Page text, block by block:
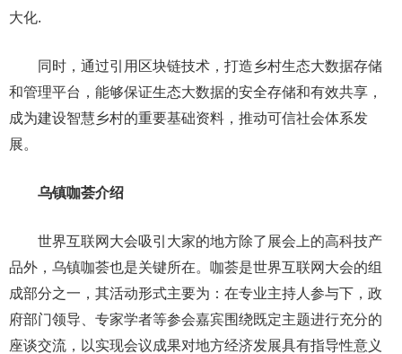
大化.
同时，通过引用区块链技术，打造乡村生态大数据存储
和管理平台，能够保证生态大数据的安全存储和有效共享，
成为建设智慧乡村的重要基础资料，推动可信社会体系发
展。
乌镇咖荟介绍
世界互联网大会吸引大家的地方除了展会上的高科技产
品外，乌镇咖荟也是关键所在。咖荟是世界互联网大会的组
成部分之一，其活动形式主要为：在专业主持人参与下，政
府部门领导、专家学者等参会嘉宾围绕既定主题进行充分的
座谈交流，以实现会议成果对地方经济发展具有指导性意义